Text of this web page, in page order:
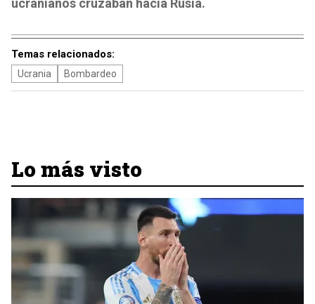
ucranianos cruzaban hacia Rusia.
Temas relacionados:
Ucrania Bombardeo
Lo más visto